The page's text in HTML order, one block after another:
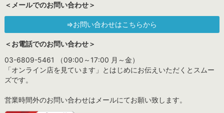
＜メールでのお問い合わせ＞
⇒お問い合わせはこちらから
＜お電話でのお問い合わせ＞
03-6809-5461 （09:00～17:00 月～金）
「オンライン店を見ています」とはじめにお伝えいただくとスムー
ズです。
営業時間外のお問い合わせはメールにてお願い致します。